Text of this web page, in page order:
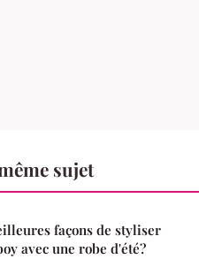
sujet
façons de styliser
avec une robe d'été?